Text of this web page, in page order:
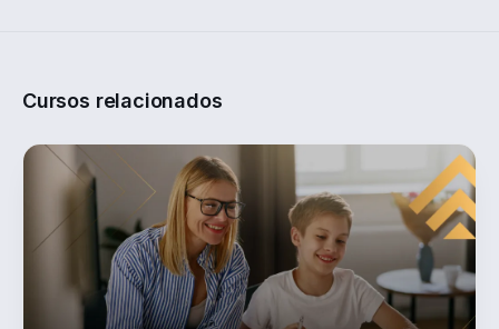
Cursos relacionados